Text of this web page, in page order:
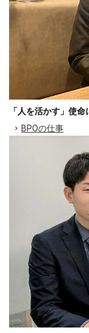
「人を活かす」使
BPOの仕事